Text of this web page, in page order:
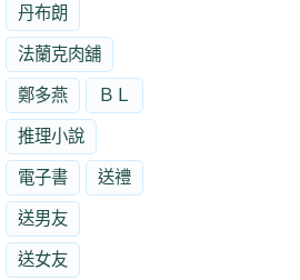
丹布朗
法蘭克肉舖
鄭多燕 ＢＬ
推理小說
電子書 送禮
送男友
送女友